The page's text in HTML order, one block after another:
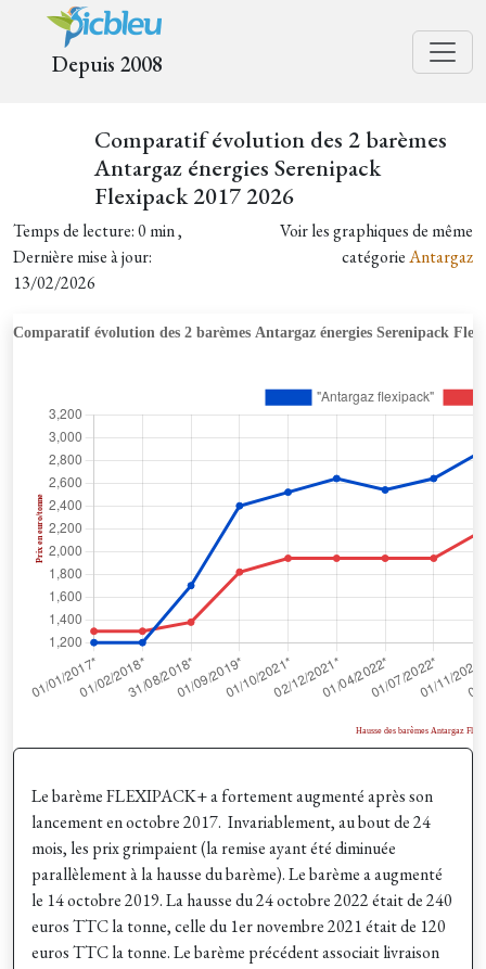
Depuis 2008
Comparatif évolution des 2 barèmes
Antargaz énergies Serenipack
Flexipack 2017 2026
Temps de lecture: 0 min ,
Dernière mise à jour:
13/02/2026
Voir les graphiques de même
catégorieAntargaz
Le barème FLEXIPACK+ a fortement augmenté après son
lancement en octobre 2017. Invariablement, au bout de 24
mois, les prix grimpaient (la remise ayant été diminuée
parallèlement à la hausse du barème). Le barème a augmenté
le 14 octobre 2019. La hausse du 24 octobre 2022 était de 240
euros TTC la tonne, celle du 1er novembre 2021 était de 120
euros TTC la tonne. Le barème précédent associait livraison